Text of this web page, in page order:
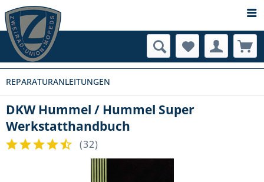
REPARATURANLEITUNGEN
DKW Hummel / Hummel Super
Werkstatthandbuch
(32)